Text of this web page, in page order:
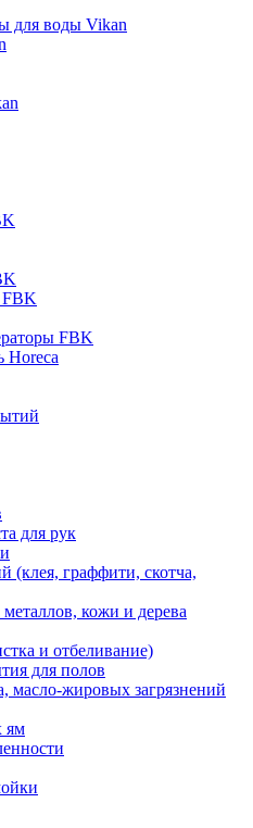
для воды Vikan
FBK
FBK
Horeca
для рук
(клея, граффити, скотча,
кожи и дерева
и отбеливание)
для полов
масло-жировых загрязнений
ям